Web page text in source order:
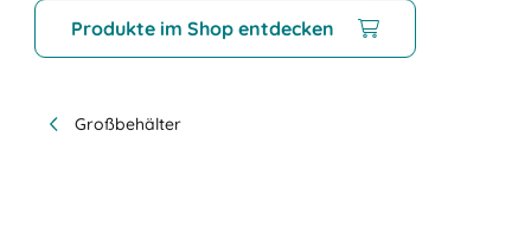
Produkte im Shop entdecken
Großbehälter